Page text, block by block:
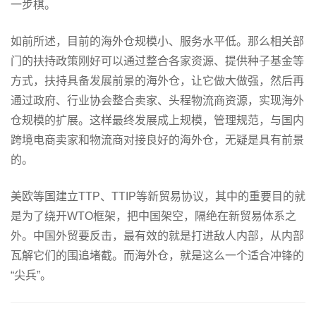
一步棋。
如前所述，目前的海外仓规模小、服务水平低。那么相关部
门的扶持政策刚好可以通过整合各家资源、提供种子基金等
方式，扶持具备发展前景的海外仓，让它做大做强，然后再
通过政府、行业协会整合卖家、头程物流商资源，实现海外
仓规模的扩展。这样最终发展成上规模，管理规范，与国内
跨境电商卖家和物流商对接良好的海外仓，无疑是具有前景
的。
美欧等国建立TTP、TTIP等新贸易协议，其中的重要目的就
是为了绕开WTO框架，把中国架空，隔绝在新贸易体系之
外。中国外贸要反击，最有效的就是打进敌人内部，从内部
瓦解它们的围追堵截。而海外仓，就是这么一个适合冲锋的
“尖兵”。